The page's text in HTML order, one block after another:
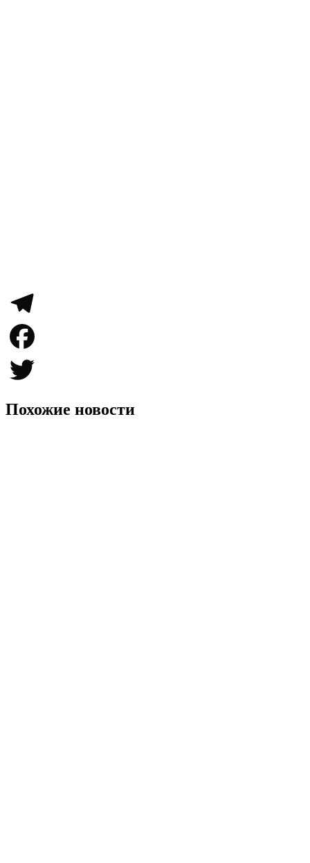
Telegram
Facebook
Twitter
Похожие новости